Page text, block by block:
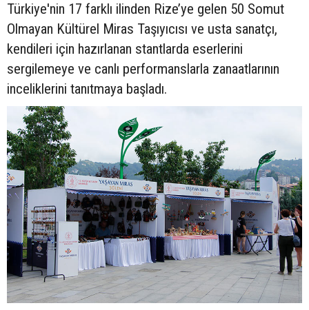
Türkiye'nin 17 farklı ilinden Rize’ye gelen 50 Somut
Olmayan Kültürel Miras Taşıyıcısı ve usta sanatçı,
kendileri için hazırlanan stantlarda eserlerini
sergilemeye ve canlı performanslarla zanaatlarının
inceliklerini tanıtmaya başladı.